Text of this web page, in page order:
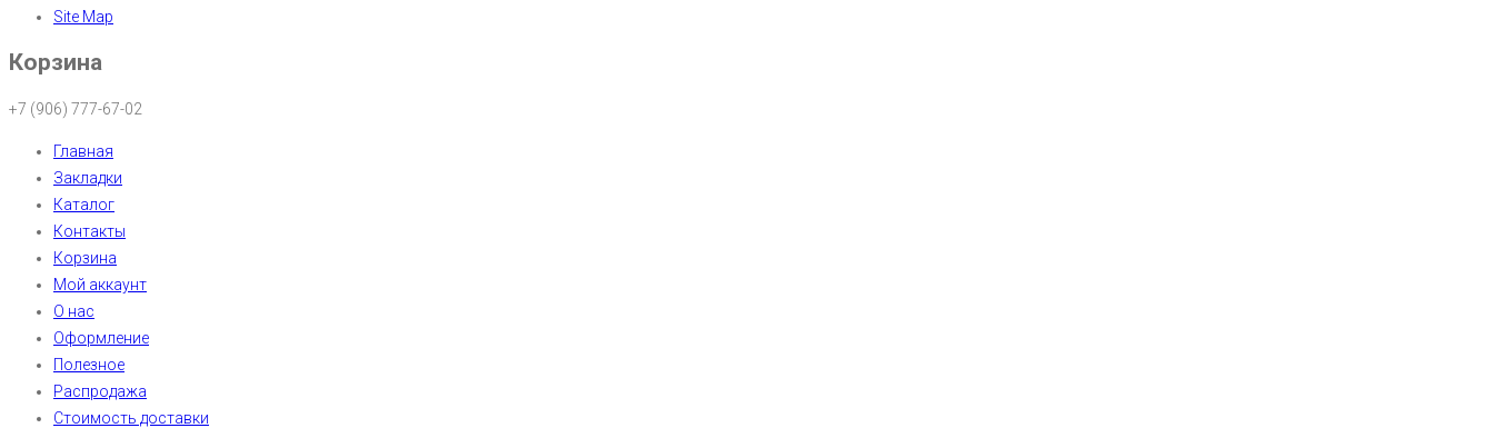
Site Map
Корзина
+7 (906) 777-67-02
Главная
Закладки
Каталог
Контакты
Корзина
Мой аккаунт
О нас
Оформление
Полезное
Распродажа
Стоимость доставки